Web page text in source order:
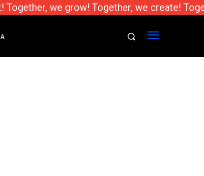
we grow! Together, we create!